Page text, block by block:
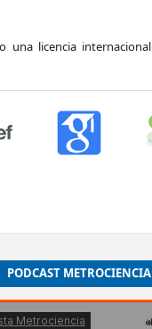
una licencia internacional
PODCAST METROCIENCIA